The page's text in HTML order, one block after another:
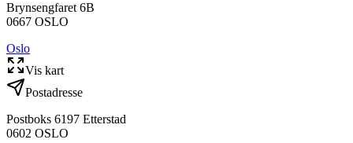
Brynsengfaret 6B
0667 OSLO
Oslo
Vis kart
Postadresse
Postboks 6197 Etterstad
0602 OSLO